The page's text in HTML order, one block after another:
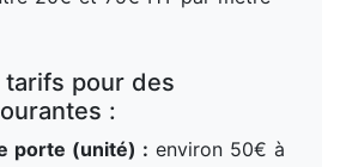
tarifs pour des
:
porte (unité) : environ 50€ à